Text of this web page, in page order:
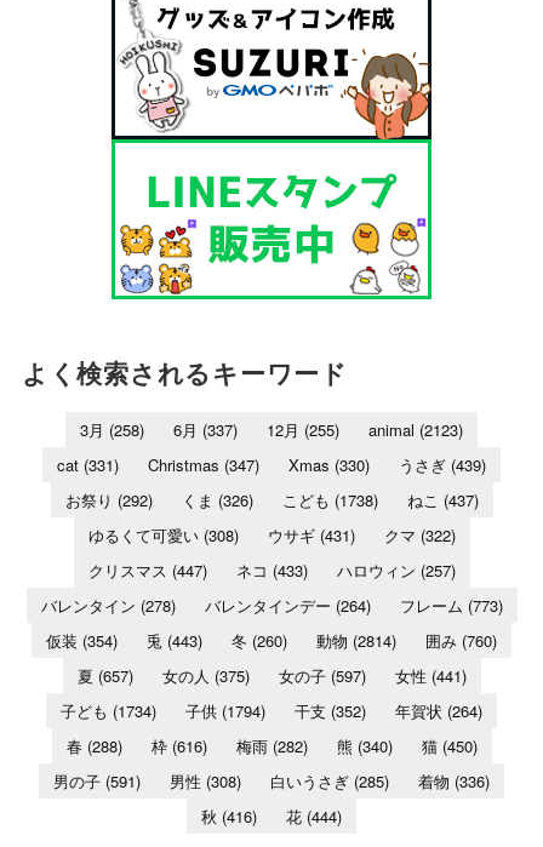
よく検索されるキーワード
3月 (258) 6月 (337) 12月 (255) animal (2123)
cat (331) Christmas (347) Xmas (330) うさぎ (439)
お祭り (292) くま (326) こども (1738) ねこ (437)
ゆるくて可愛い(308) ウサギ(431) クマ (322)
クリスマス (447) ネコ (433) ハロウィン (257)
バレンタイン (278) バレンタインデー (264) フレーム (773)
仮装 (354) 兎 (443) 冬 (260) 動物 (2814) 囲み (760)
夏 (657) 女の人 (375) 女の子(597) 女性 (441)
子ども (1734) 子供 (1794) 干支 (352) 年賀状 (264)
春(288) 枠(616) 梅雨(282) 熊 (340) 猫(450)
男の子 (591) 男性 (308) 白いうさぎ (285) 着物 (336)
秋 (416) 花 (444)